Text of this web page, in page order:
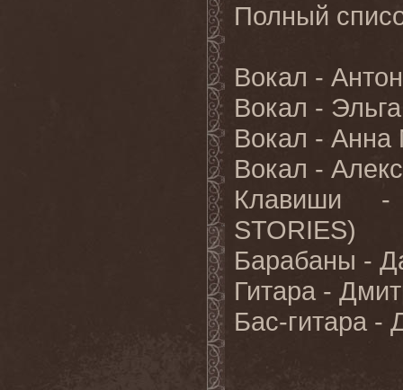
Полный
Вокал -
Вокал -
Вокал - Анна
Вокал -
Клавиши -
STORIES)
Барабаны -
Гитара -
Бас-гитара -